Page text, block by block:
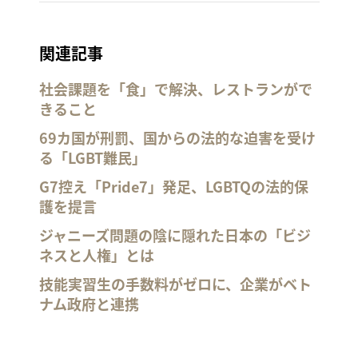
関連記事
社会課題を「食」で解決、レストランがで
きること
69カ国が刑罰、国からの法的な迫害を受け
る「LGBT難民」
G7控え「Pride7」発足、LGBTQの法的保
護を提言
ジャニーズ問題の陰に隠れた日本の「ビジ
ネスと人権」とは
技能実習生の手数料がゼロに、企業がベト
ナム政府と連携